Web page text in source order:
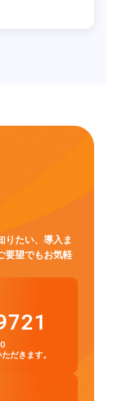
りたい、導入ま
要望でもお気軽
だきます。